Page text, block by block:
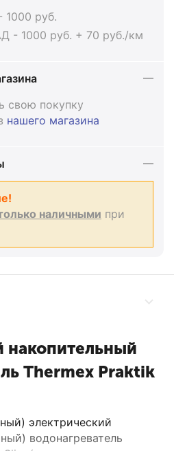
руб.
- 1000 руб. + 70 руб./км
свою покупку
нашего магазина
наличными при
накопительный
Thermex Praktik
электрический
водонагреватель